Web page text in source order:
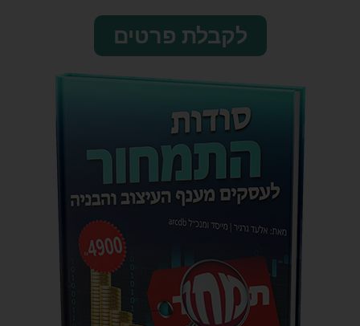
לקבלת פרטים